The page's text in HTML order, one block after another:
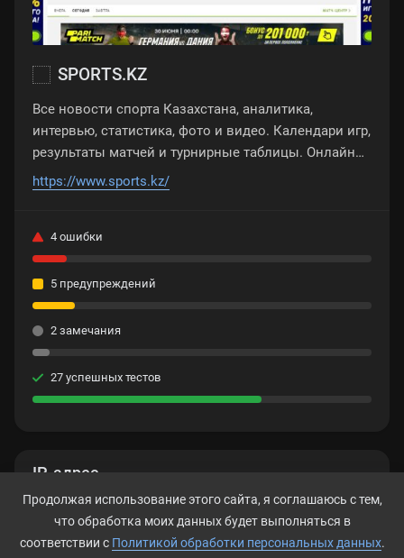
IP-адрес
190.115.31.161
SPORTS.KZ
Все новости спорта Казахстана, аналитика,
интервью, статистика, фото и видео. Календари игр,
результаты матчей и турнирные таблицы. Онлайн
трансляции матчей.
https://www.sports.kz/
4 ошибки
5 предупреждений
2 замечания
27 успешных тестов
Продолжая использование этого сайта, я соглашаюсь с тем,
что обработка моих данных будет выполняться в
соответствии с Политикой обработки персональных данных.